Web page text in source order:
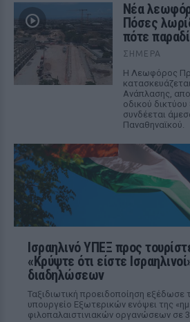
Νέα
Πόσες
πότε
ΣΉΜΕΡΑ
Η Λεωφόρος
Ανάπλασης,
οδικού δικτύου
συνδέεται
Παναθηναϊκού.
Ισραηλινό ΥΠΕΞ προς
«Κρύψτε ότι είστε
διαδηλώσεων
Ταξιδιωτική προειδοποίηση εξέδωσε
υπουργείο Εξωτερικών ενόψει της
φιλοπαλαιστινιακών οργανώσεων σε